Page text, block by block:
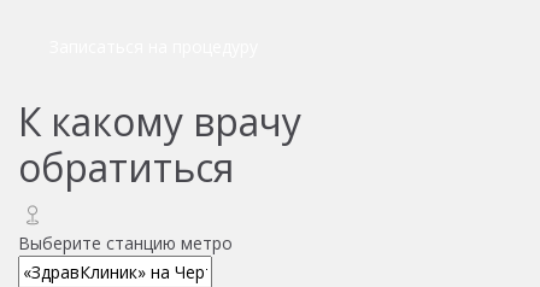
К какому врачу
обратиться
Выберите станцию метро